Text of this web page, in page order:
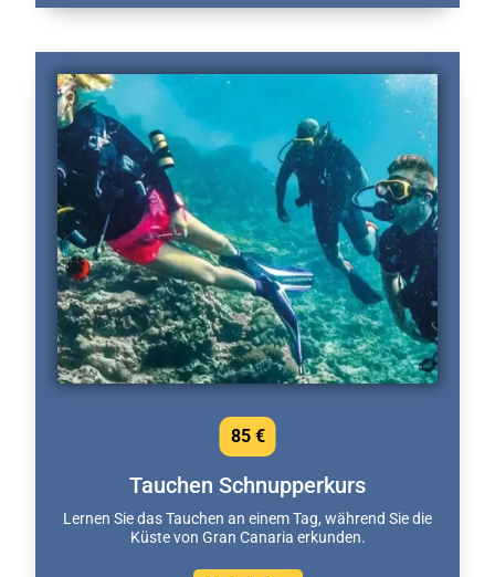
Tauchen Schnupperkurs
Lernen Sie das Tauchen an einem Tag, während Sie die
Küste von Gran Canaria erkunden.
85 €